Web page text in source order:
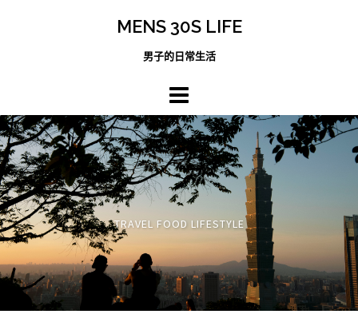
MENS 30S LIFE
男子的日常生活
TRAVEL FOOD LIFESTYLE